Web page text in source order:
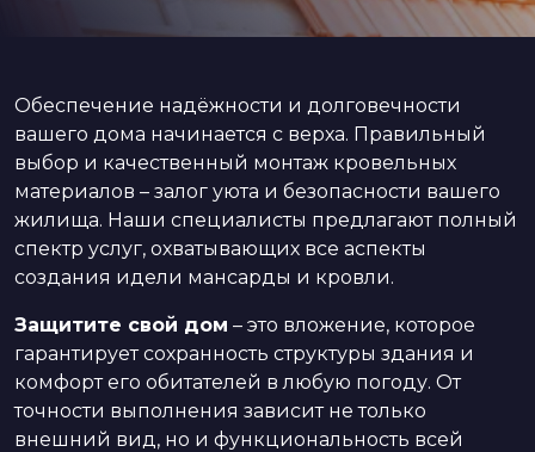
Обеспечение надёжности и долговечности
вашего дома начинается с верха. Правильный
выбор и качественный монтаж кровельных
материалов – залог уюта и безопасности вашего
жилища. Наши специалисты предлагают полный
спектр услуг, охватывающих все аспекты
создания идели мансарды и кровли.
Защитите свой дом – это вложение, которое
гарантирует сохранность структуры здания и
комфорт его обитателей в любую погоду. От
точности выполнения зависит не только
внешний вид, но и функциональность всей